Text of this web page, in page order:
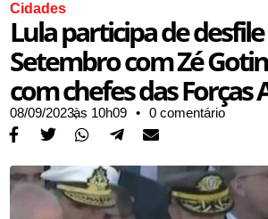
Cidades
Lula participa de
Setembro com Zé
com chefes das Forças
08/09/2023,às 10h09 • 0 comentário